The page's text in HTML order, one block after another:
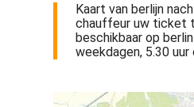
Kaart van berlijn
chauffeur uw ticket
beschikbaar op
weekdagen, 5.30